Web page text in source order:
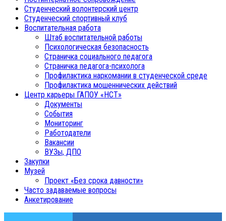
Студенческий волонтерский центр
Студенческий спортивный клуб
Воспитательная работа
Штаб воспитательной работы
Психологическая безопасность
Страничка социального педагога
Страничка педагога-психолога
Профилактика наркомании в студенческой среде
Профилактика мошеннических действий
Центр карьеры ГАПОУ «НСТ»
Документы
События
Мониторинг
Работодатели
Вакансии
ВУЗы, ДПО
Закупки
Музей
Проект «Без срока давности»
Часто задаваемые вопросы
Анкетирование